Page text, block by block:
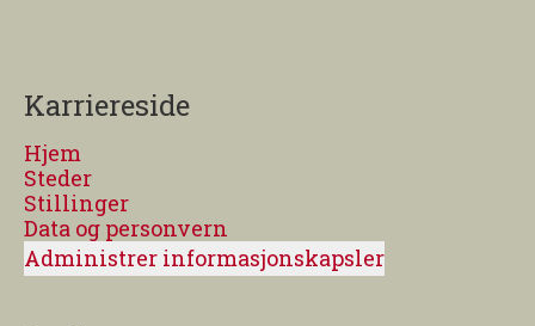
Karriereside
Hjem
Steder
Stillinger
Data og personvern
Administrer informasjonskapsler